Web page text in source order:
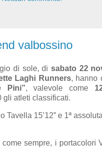
valbossino
di sole, di sabato 22
Laghi Runners, hanno
Pini”, valevole come
gli atleti classificati.
Tavella 15’12” e 1ª
come sempre, i portacolori